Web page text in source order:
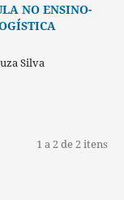
NO ENSINO-
Silva
1 a 2 de 2 itens